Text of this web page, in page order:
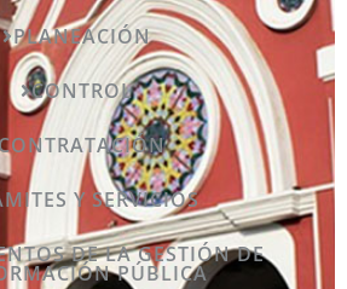
PLANEACIÓN
CONTROL
Y SERVICIOS
DE LA GESTIÓN DE
PÚBLICA